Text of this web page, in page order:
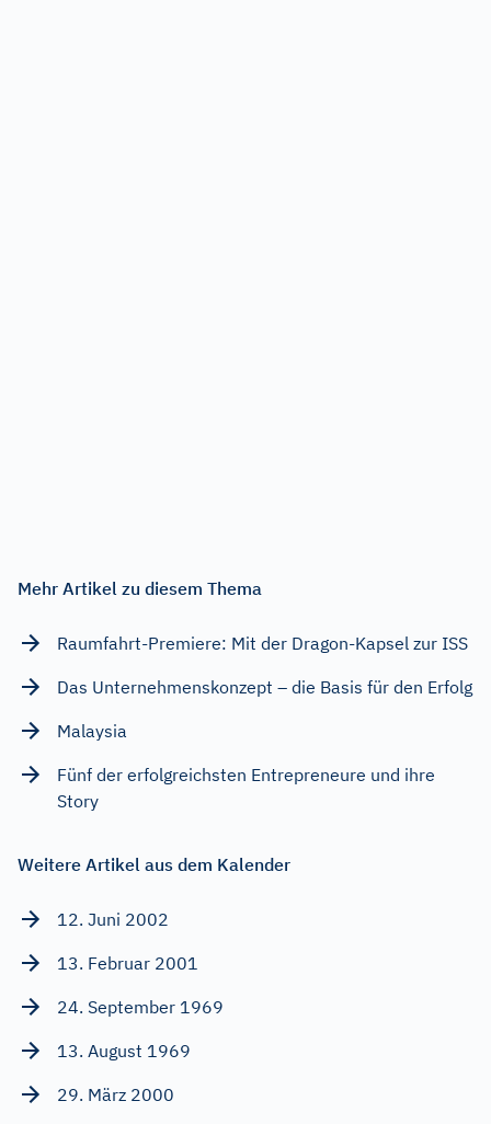
Mehr Artikel zu diesem Thema
Raumfahrt-Premiere: Mit der Dragon-Kapsel zur ISS
Das Unternehmenskonzept – die Basis für den Erfolg
Malaysia
Fünf der erfolgreichsten Entrepreneure und ihre
Story
Weitere Artikel aus dem Kalender
12. Juni 2002
13. Februar 2001
24. September 1969
13. August 1969
29. März 2000